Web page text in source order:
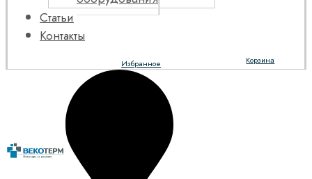
Статьи
Контакты
Корзина
Избранное